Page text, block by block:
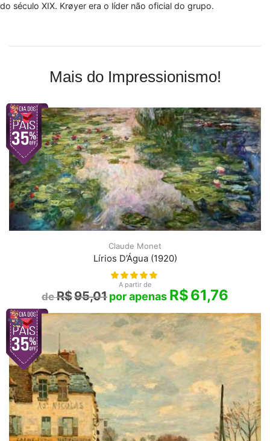
do século XIX. Krøyer era o líder não oficial do grupo.
Mais do Impressionismo!
Claude Monet
Lírios D’Água (1920)
A partir de
R$95,01 R$61,76